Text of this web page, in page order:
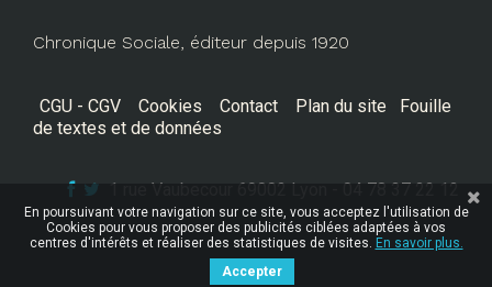
Chronique Sociale, éditeur depuis 1920
CGU - CGV Cookies Contact Plan du site
Fouille
de textes et de données
1 rue Vaubecour 69002 Lyon - 04 78 37 22 12
En poursuivant votre navigation sur ce site, vous acceptez l'utilisation de
Cookies pour vous proposer des publicités ciblées adaptées à vos
centres d'intérêts et réaliser des statistiques de visites. En savoir plus.
Accepter